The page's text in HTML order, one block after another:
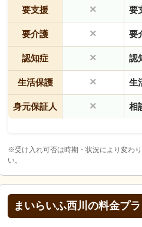
要支援 × 要
要介護 × 要
認知症 × 認
生活保護 × 生
身元保証人 × 相
※受け入れ可否は時期・状況により変わ
い。
まいらいふ西川の料金プ